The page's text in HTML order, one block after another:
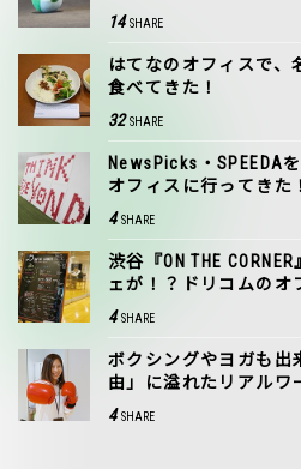
14 SHARE
はてなのオフィスで、
食べてきた！
32 SHARE
NewsPicks・SPEEDA
オフィスに行ってきた
4 SHARE
渋谷『ON THE
ェが！？ドリコムのオ
4 SHARE
ボクシングやヨガも出
由」に溢れたリアルワ
入！（動画あり）
4 SHARE